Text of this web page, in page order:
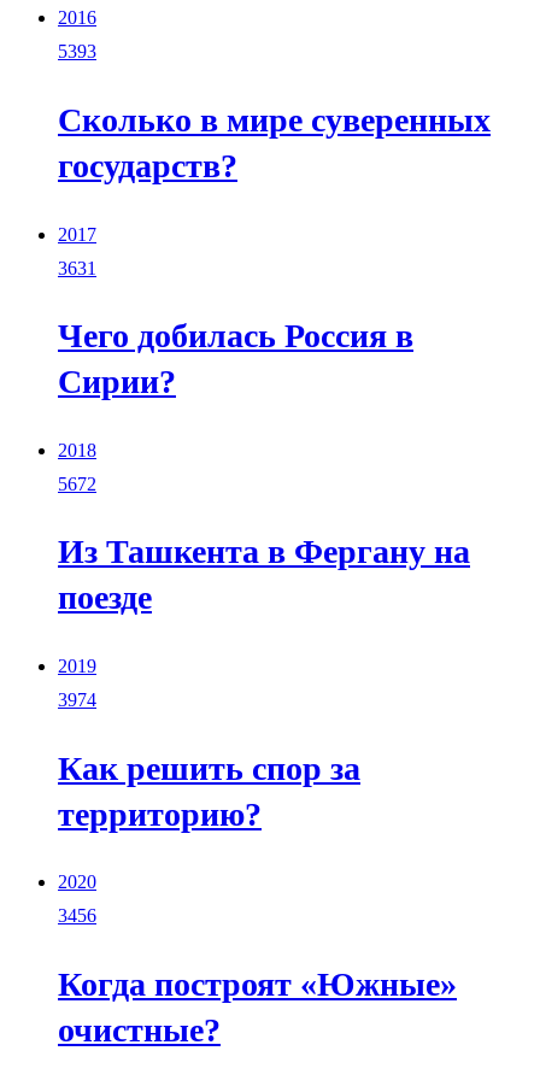
2016
5393
Сколько в мире суверенных
государств?
2017
3631
Чего добилась Россия в
Сирии?
2018
5672
Из Ташкента в Фергану на
поезде
2019
3974
Как решить спор за
территорию?
2020
3456
Когда построят «Южные»
очистные?